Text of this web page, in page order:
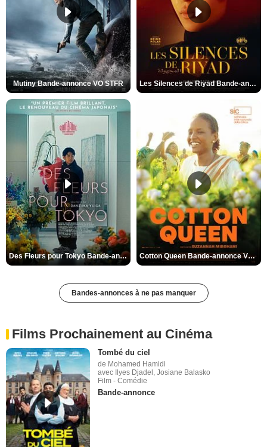
Mutiny Bande-annonce VO STFR Les Silences de Riyad Bande-annonce VO STFR
Des Fleurs pour Tokyo Bande-annonce VO STFR Cotton Queen Bande-annonce VO STFR
Bandes-annonces à ne pas manquer
Films Prochainement au Cinéma
Tombé du ciel
de Mohamed Hamidi
avec Ilyes Djadel, Josiane Balasko
Film - Comédie
Bande-annonce